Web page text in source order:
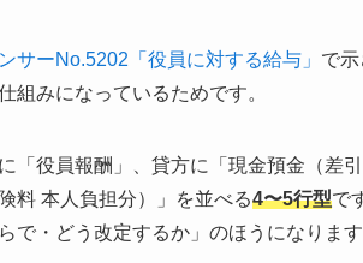
サーNo.5202「役員に対する給与」 で
組みになっているためです。
「役員報酬」、貸方に「現金預金（差
料 本人負担分）」を並べる4〜5行型で
で・どう改定するか」のほうになります